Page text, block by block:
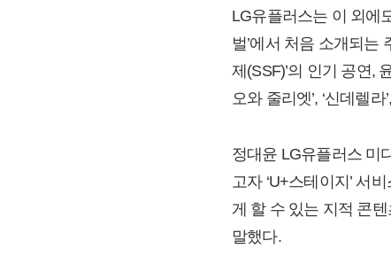
LG유플러스는 이 외에
벌’에서 처음 소개되는
제(SSF)’의 인기 공연,
오와 줄리엣’, ‘신데렐
정대윤 LG유플러스 미
고자 ‘U+스테이지’ 서
게 할 수 있는 지적 콘
말했다.